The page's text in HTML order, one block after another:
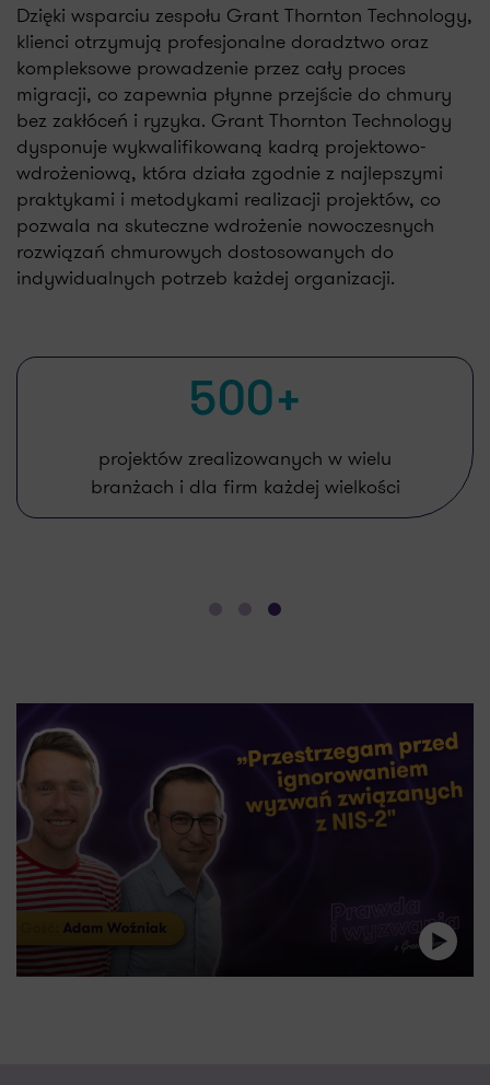
Dzięki wsparciu zespołu Grant Thornton Technology,
klienci otrzymują profesjonalne doradztwo oraz
kompleksowe prowadzenie przez cały proces
migracji, co zapewnia płynne przejście do chmury
bez zakłóceń i ryzyka. Grant Thornton Technology
dysponuje wykwalifikowaną kadrą projektowo-
wdrożeniową, która działa zgodnie z najlepszymi
praktykami i metodykami realizacji projektów, co
pozwala na skuteczne wdrożenie nowoczesnych
rozwiązań chmurowych dostosowanych do
indywidualnych potrzeb każdej organizacji.
500+
projektów zrealizowanych w wielu
branżach i dla firm każdej wielkości